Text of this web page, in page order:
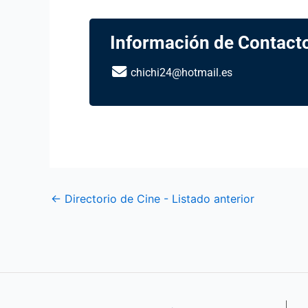
Información de
chichi24@hotmail.es
← Directorio de Cine - Listado anterior